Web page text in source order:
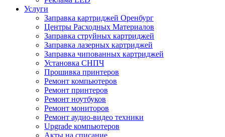
Услуги
Заправка картриджей Оренбург
Центры Расходных Материалов
Заправка струйных картриджей
Заправка лазерных картриджей
Заправка чипованных картриджей
Установка СНПЧ
Прошивка принтеров
Ремонт компьютеров
Ремонт принтеров
Ремонт ноутбуков
Ремонт мониторов
Ремонт аудио-видео техники
Upgrade компьютеров
Акты на списание